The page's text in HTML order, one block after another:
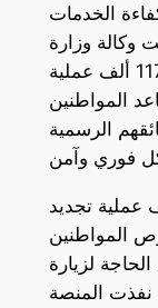
الخدمات
وكالة وزارة
الداخلية للأحوال المدنية بتنفيذ 117 ألف عملية
المواطنين
الرسمية
المنصة أكثر من 56 ألف عملية تجديد
المواطنين
لزيارة
نفذت المنصة